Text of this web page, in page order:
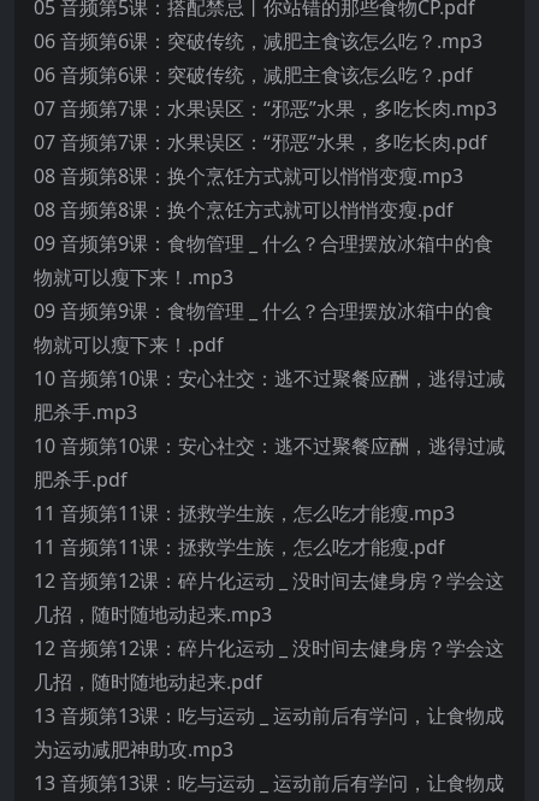
05 音频第5课：搭配禁忌丨你站错的那些食物CP.pdf
06 音频第6课：突破传统，减肥主食该怎么吃？.mp3
06 音频第6课：突破传统，减肥主食该怎么吃？.pdf
07 音频第7课：水果误区：“邪恶”水果，多吃长肉.mp3
07 音频第7课：水果误区：“邪恶”水果，多吃长肉.pdf
08 音频第8课：换个烹饪方式就可以悄悄变瘦.mp3
08 音频第8课：换个烹饪方式就可以悄悄变瘦.pdf
09 音频第9课：食物管理 _ 什么？合理摆放冰箱中的食
物就可以瘦下来！.mp3
09 音频第9课：食物管理 _ 什么？合理摆放冰箱中的食
物就可以瘦下来！.pdf
10 音频第10课：安心社交：逃不过聚餐应酬，逃得过减
肥杀手.mp3
10 音频第10课：安心社交：逃不过聚餐应酬，逃得过减
肥杀手.pdf
11 音频第11课：拯救学生族，怎么吃才能瘦.mp3
11 音频第11课：拯救学生族，怎么吃才能瘦.pdf
12 音频第12课：碎片化运动 _ 没时间去健身房？学会这
几招，随时随地动起来.mp3
12 音频第12课：碎片化运动 _ 没时间去健身房？学会这
几招，随时随地动起来.pdf
13 音频第13课：吃与运动 _ 运动前后有学问，让食物成
为运动减肥神助攻.mp3
13 音频第13课：吃与运动 _ 运动前后有学问，让食物成